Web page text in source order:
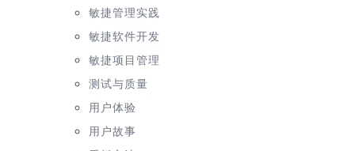
敏捷管理实践
敏捷软件开发
敏捷项目管理
测试与质量
用户体验
用户故事